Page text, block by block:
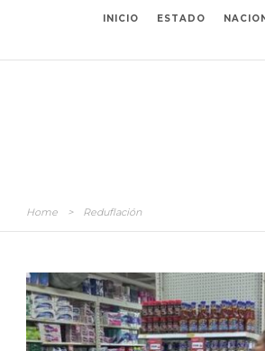
INICIO ESTADO
Home > Reduflación